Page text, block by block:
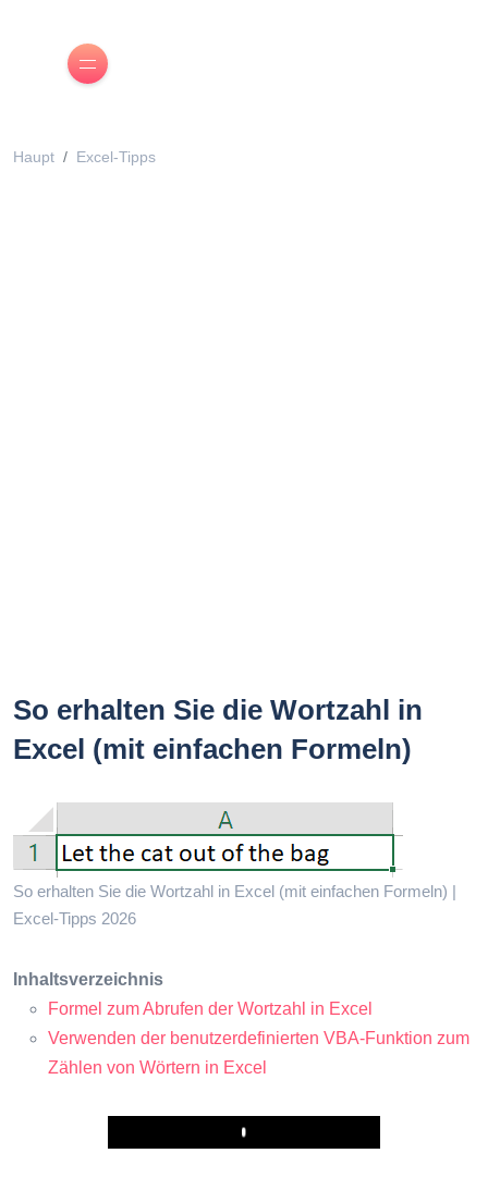
Haupt Excel-Tipps
So erhalten Sie die Wortzahl in
Excel (mit einfachen Formeln)
So erhalten Sie die Wortzahl in Excel (mit einfachen Formeln) |
Excel-Tipps 2026
Inhaltsverzeichnis
Formel zum Abrufen der Wortzahl in Excel
Verwenden der benutzerdefinierten VBA-Funktion zum
Zählen von Wörtern in Excel
Play